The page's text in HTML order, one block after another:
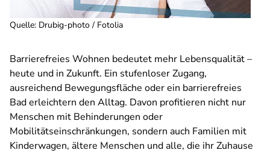
Quelle: Drubig-photo / Fotolia
Barrierefreies Wohnen bedeutet mehr Lebensqualität –
heute und in Zukunft. Ein stufenloser Zugang,
ausreichend Bewegungsfläche oder ein barrierefreies
Bad erleichtern den Alltag. Davon profitieren nicht nur
Menschen mit Behinderungen oder
Mobilitätseinschränkungen, sondern auch Familien mit
Kinderwagen, ältere Menschen und alle, die ihr Zuhause